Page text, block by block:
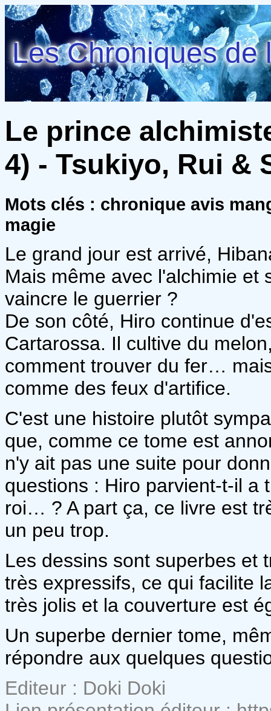
Les Chroniques de
Le prince
4) - Tsukiyo, Rui &
Mots clés : chronique avis
magie
Le grand jour est arrivé,
Mais même avec l'alchimie et
vaincre le guerrier ?
De son côté, Hiro continue
Cartarossa. Il cultive du
comment trouver du fer…
comme des feux d'artifice.
C'est une histoire plutôt
que, comme ce tome est
n'y ait pas une suite pour
questions : Hiro parvient-t-il a
roi… ? A part ça, ce livre est
un peu trop.
Les dessins sont superbes et
très expressifs, ce qui facilite
très jolis et la couverture est
Un superbe dernier tome,
répondre aux quelques
Editeur : Doki Doki